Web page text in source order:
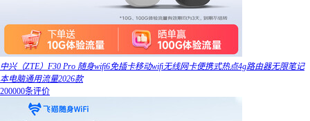
中兴（ZTE）F30 Pro 随身wifi6免插卡移动wifi无线网卡便携式热点4g路由器无限笔记
本电脑通用流量2026款
200000条评价